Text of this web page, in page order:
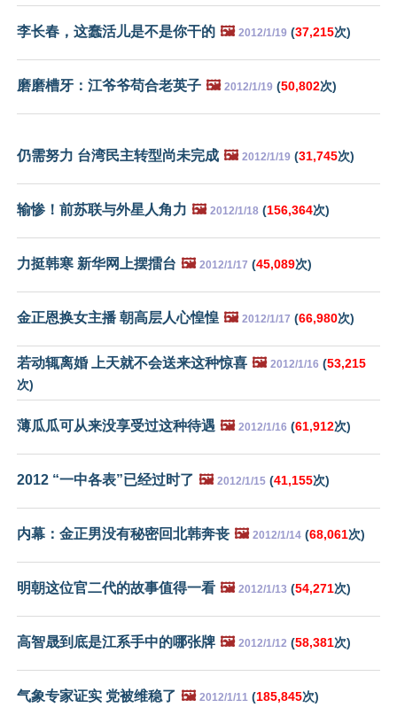
李长春，这蠢活儿是不是你干的 🖼️ 2012/1/19 (37,215次)
磨磨槽牙：江爷爷苟合老英子 🖼️ 2012/1/19 (50,802次)
仍需努力 台湾民主转型尚未完成 🖼️ 2012/1/19 (31,745次)
输惨！前苏联与外星人角力 🖼️ 2012/1/18 (156,364次)
力挺韩寒 新华网上摆擂台 🖼️ 2012/1/17 (45,089次)
金正恩换女主播 朝高层人心惶惶 🖼️ 2012/1/17 (66,980次)
若动辄离婚 上天就不会送来这种惊喜 🖼️ 2012/1/16 (53,215
次)
薄瓜瓜可从来没享受过这种待遇 🖼️ 2012/1/16 (61,912次)
2012 “一中各表”已经过时了 🖼️ 2012/1/15 (41,155次)
内幕：金正男没有秘密回北韩奔丧 🖼️ 2012/1/14 (68,061次)
明朝这位官二代的故事值得一看 🖼️ 2012/1/13 (54,271次)
高智晟到底是江系手中的哪张牌 🖼️ 2012/1/12 (58,381次)
气象专家证实 党被维稳了 🖼️ 2012/1/11 (185,845次)